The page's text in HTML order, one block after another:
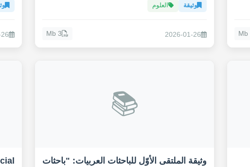
وثيقة العلوم
2026-01-26
3 Mb
📚
وثيقة الملتقى الأوّل للباحثات العربيات: "باحثات